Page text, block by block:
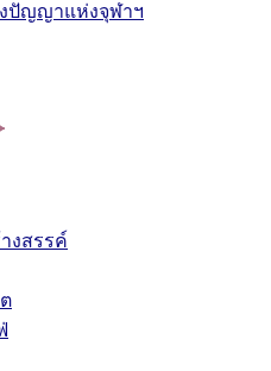
ปัญญาแห่งจุฬาฯ
งสรรค์